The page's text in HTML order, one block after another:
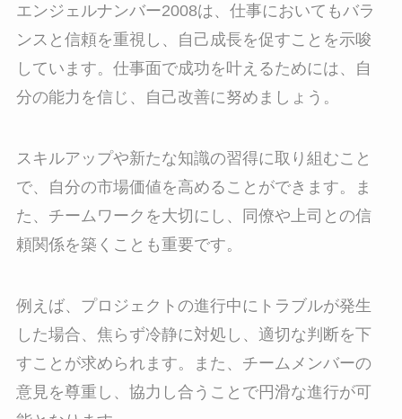
エンジェルナンバー2008は、仕事においてもバラ
ンスと信頼を重視し、自己成長を促すことを示唆
しています。仕事面で成功を叶えるためには、自
分の能力を信じ、自己改善に努めましょう。
スキルアップや新たな知識の習得に取り組むこと
で、自分の市場価値を高めることができます。ま
た、チームワークを大切にし、同僚や上司との信
頼関係を築くことも重要です。
例えば、プロジェクトの進行中にトラブルが発生
した場合、焦らず冷静に対処し、適切な判断を下
すことが求められます。また、チームメンバーの
意見を尊重し、協力し合うことで円滑な進行が可